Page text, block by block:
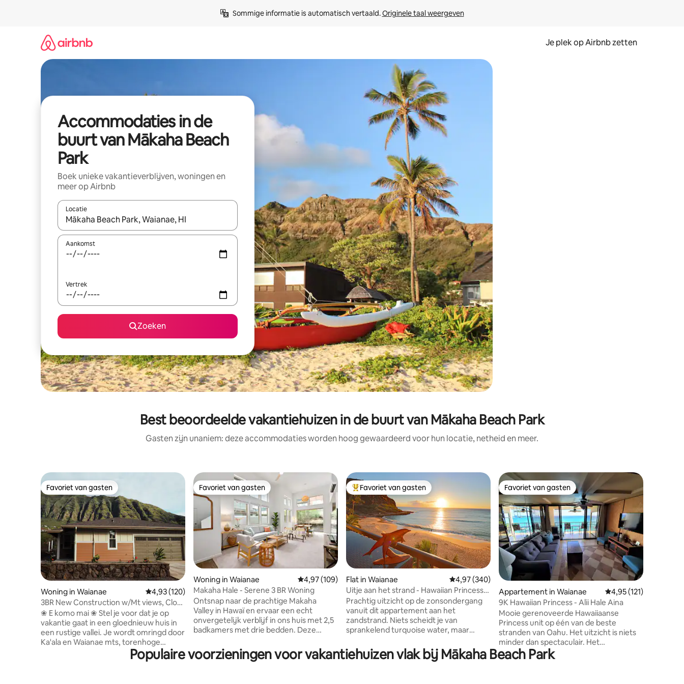
Sommige informatie is automatisch vertaald. Originele taal weergeven
Je plek op Airbnb zetten
Accommodaties in de
buurt van Mākaha Beach
Park
Boek unieke vakantieverblijven, woningen en
meer op Airbnb
Locatie
Wanneer er resultaten beschikbaar zijn, maak je een keuze met je de pijltjestoetsen omhoog en omlaag, óf door te tikken of swipen.
Aankomst
Vertrek
Zoeken
Best beoordeelde vakantiehuizen in de buurt van Mākaha Beach Park
Gasten zijn unaniem: deze accommodaties worden hoog gewaardeerd voor hun locatie, netheid en meer.
Favoriet van gasten
Favoriet van gasten
Woning in Waianae Gemiddelde beoordeling van 4,93 op 5, 120 recensies
4,93 (120)
3BR New Construction w/Mt views, Close
to Beach
❀ E komo mai ❀ Stel je voor dat je op
vakantie gaat in een gloednieuw huis in
een rustige vallei. Je wordt omringd door
Ka'ala en Waianae mts, torenhoge
palmbomen, mangobomen, wilde
pauwen en beroemde stranden. Je
Favoriet van gasten
Favoriet van gasten
Woning in Waianae Gemiddelde beoordeling van 4,97 op 5, 109 recensies
4,97 (109)
Makaha Hale - Serene 3 BR Woning
Ontsnap naar de prachtige Makaha
Valley in Hawaï en ervaar een echt
onvergetelijk verblijf in ons huis met 2,5
badkamers met drie bedden. Deze
beveiligde omheinde community, biedt
een uitje voor diegenen die rust zoeken
Topfavoriet van gasten
Favoriet van gasten
Flat in Waianae Gemiddelde beoordeling van 4,97 op 5, 340 recensies
4,97 (340)
Uitje aan het strand - Hawaiian Princess
Condo
Prachtig uitzicht op de zonsondergang
vanuit dit appartement aan het
zandstrand. Niets scheidt je van
sprankelend turquoise water, maar
ideale hoogte om schildpadden te kijken.
Vanaf november tot april kun je een
Favoriet van gasten
Favoriet van gasten
Appartement in Waianae Gemiddelde
4,95 (121)
9K Hawaiian Princess - Alii Hale Aina
Mooie gerenoveerde Hawaiiaanse
Princess unit op één van de beste
stranden van Oahu. Het uitzicht is niets
minder dan spectaculair. Het
appartement is gerenoveerd met het
allerbeste van alles. Je zult geen betere
Populaire voorzieningen voor vakantiehuizen vlak bij Mākaha Beach Park